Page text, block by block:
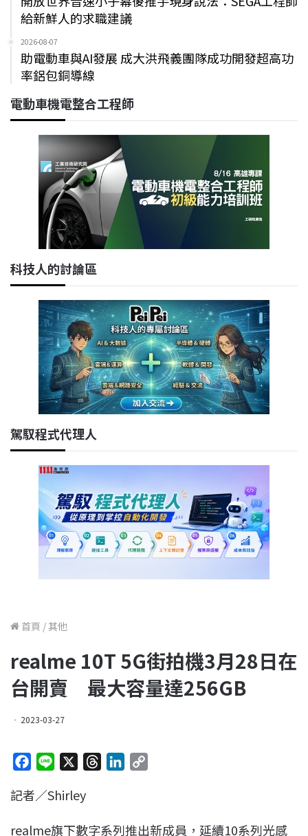
給新鮮人的求職建議
2026-08-07
助電動車與AI發展 成大洪飛義團隊成功開發超高功
率鋁包銅導線
電動車機電整合工程師
科技人的討論區
駕馭程式代理人